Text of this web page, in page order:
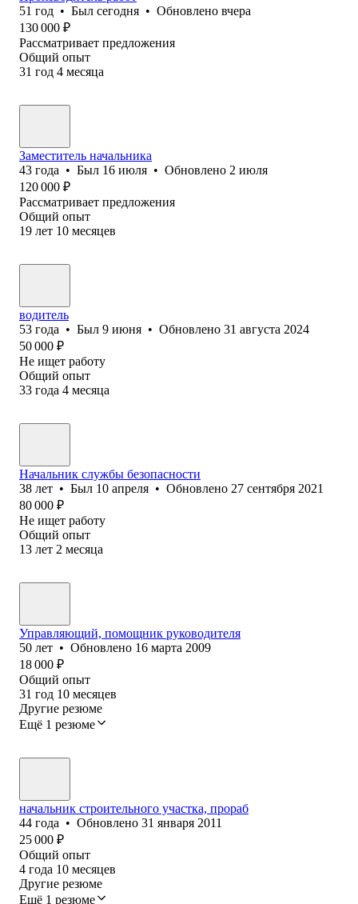
51 год • Был сегодня • Обновлено вчера
130 000 ₽
Рассматривает предложения
Общий опыт
31 год 4 месяца
Заместитель начальника
43 года • Был 16 июля • Обновлено 2 июля
120 000 ₽
Рассматривает предложения
Общий опыт
19 лет 10 месяцев
водитель
53 года • Был 9 июня • Обновлено 31 августа 2024
50 000 ₽
Не ищет работу
Общий опыт
33 года 4 месяца
Начальник службы безопасности
38 лет • Был 10 апреля • Обновлено 27 сентября 2021
80 000 ₽
Не ищет работу
Общий опыт
13 лет 2 месяца
Управляющий, помощник руководителя
50 лет • Обновлено 16 марта 2009
18 000 ₽
Общий опыт
31 год 10 месяцев
Другие резюме
Ещё 1 резюме
начальник строительного участка, прораб
44 года • Обновлено 31 января 2011
25 000 ₽
Общий опыт
4 года 10 месяцев
Другие резюме
Ещё 1 резюме